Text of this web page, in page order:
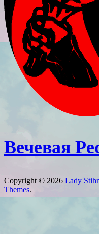
Вечевая
Copyright © 2026 Lady
Themes.